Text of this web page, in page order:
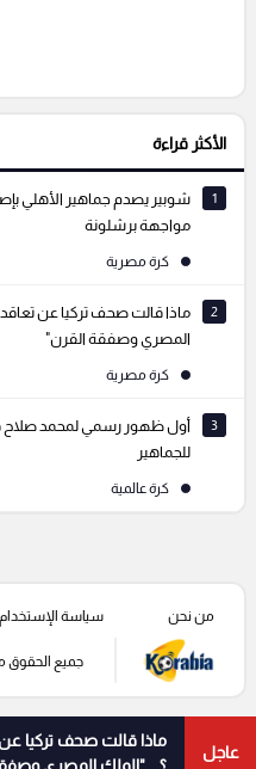
التعليقات السابقة
الأكثر قراءة
1
شوبير يصدم جماهير الأهلي
مواجهة برشلونة
كرة مصرية
2
ماذا قالت صحف تركيا عن
المصري وصفقة القرن"
كرة مصرية
3
أول ظهور رسمي لمحمد صلاح
للجماهير
كرة عالمية
عاجل
ماذا قالت صحف تركيا
؟ .. "الملك المصري
من نحن سياسة الإستخدام
جميع الحقوق